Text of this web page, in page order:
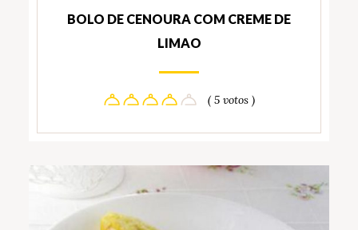
BOLO DE CENOURA COM CREME DE
LIMAO
( 5 votos )